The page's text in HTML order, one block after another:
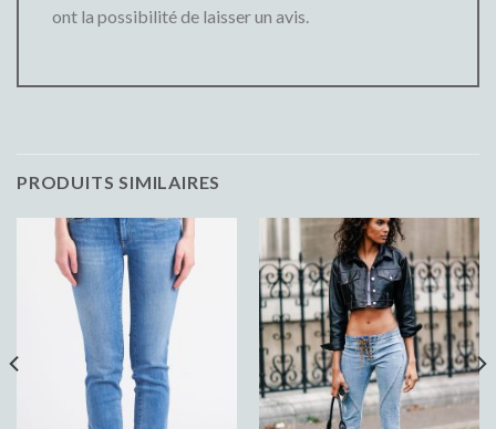
ont la possibilité de laisser un avis.
PRODUITS SIMILAIRES